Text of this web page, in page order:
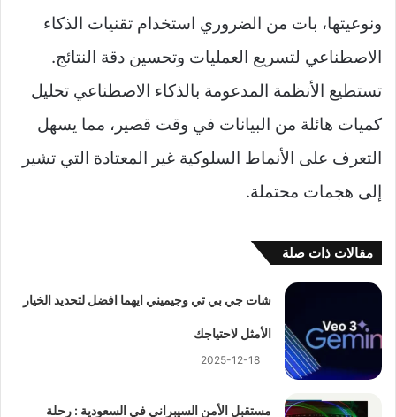
ونوعيتها، بات من الضروري استخدام تقنيات الذكاء
الاصطناعي لتسريع العمليات وتحسين دقة النتائج.
تستطيع الأنظمة المدعومة بالذكاء الاصطناعي تحليل
كميات هائلة من البيانات في وقت قصير، مما يسهل
التعرف على الأنماط السلوكية غير المعتادة التي تشير
إلى هجمات محتملة.
مقالات ذات صلة
شات جي بي تي وجيميني ايهما افضل لتحديد الخيار
الأمثل لاحتياجك
2025-12-18
مستقبل الأمن السيبراني في السعودية : رحلة